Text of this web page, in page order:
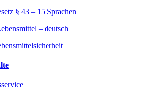
§ 43 – 15 Sprachen
– deutsch